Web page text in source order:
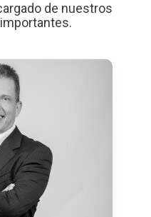
de nuestros